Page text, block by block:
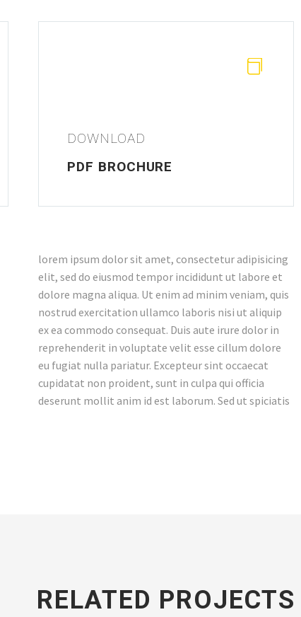


DOWNLOAD
PDF BROCHURE
lorem ipsum dolor sit amet, consectetur adipisicing
elit, sed do eiusmod tempor incididunt ut labore et
dolore magna aliqua. Ut enim ad minim veniam, quis
nostrud exercitation ullamco laboris nisi ut aliquip
ex ea commodo consequat. Duis aute irure dolor in
reprehenderit in voluptate velit esse cillum dolore
eu fugiat nulla pariatur. Excepteur sint occaecat
cupidatat non proident, sunt in culpa qui officia
deserunt mollit anim id est laborum. Sed ut spiciatis
RELATED PROJECTS